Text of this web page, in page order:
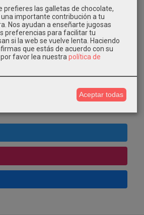
prefieres las galletas de chocolate,
importante contribución a tu
Nos ayudan a enseñarte jugosas
preferencias para facilitar tu
si la web se vuelve lenta. Haciendo
que estás de acuerdo con su
favor lea nuestra política de
Aceptar todas